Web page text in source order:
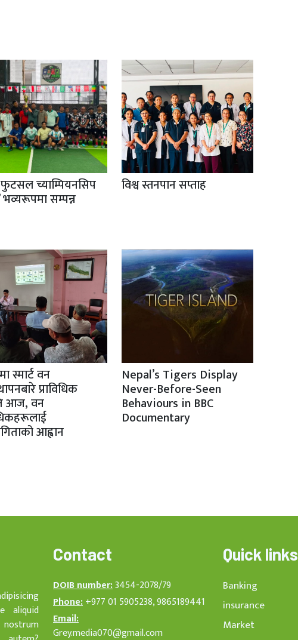
च्याम्पियनसिप
भव्यरूपमा सम्पन्न
विश्व स्तनपान सप्ताह
स्मार्ट वन
प्राविधिक
आज, वन
आह्वान
Nepal’s Tigers Display
Never-Before-Seen
Behaviours in BBC
Documentary
aliquid
nostrum
Contact
DOIB number:3454-2078/79
Phone:+977 01 5905238, 9865189441
Email:
Grey.media070@gmail.com
Quick links
Banking
insurance
Market